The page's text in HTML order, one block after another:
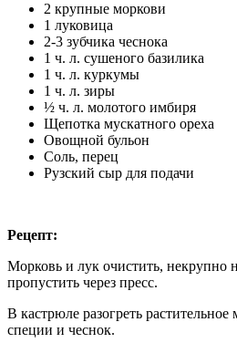
2 крупные моркови
1 луковица
2-3 зубчика чеснока
1 ч. л. сушеного базилика
1 ч. л. куркумы
1 ч. л. зиры
½ ч. л. молотого имбиря
Щепотка мускатного ореха
Овощной бульон
Соль, перец
Рузский сыр для подачи
Рецепт:
Морковь и лук очистить, некрупно
пропустить через пресс.
В кастрюле разогреть
специи и чеснок.